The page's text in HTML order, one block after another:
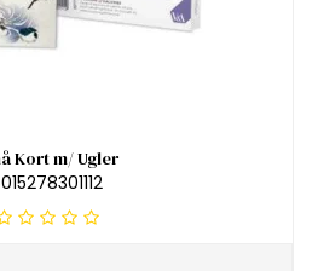
Kort m/ Ugler